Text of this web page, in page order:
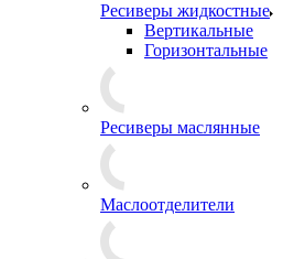
Ресиверы жидкостные
Вертикальные
Горизонтальные
Ресиверы маслянные
Маслоотделители